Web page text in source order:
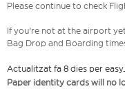
Please continue to check
If you're not at the airport
Bag Drop and Boarding
Actualitzat fa 8 dies per
Paper identity cards will no